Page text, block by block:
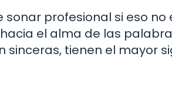
profesional si eso no
el alma de las
tienen el mayor